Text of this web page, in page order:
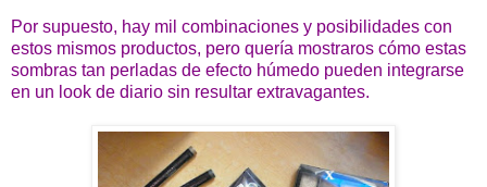
Por supuesto, hay mil combinaciones y posibilidades con
estos mismos productos, pero quería mostraros cómo estas
sombras tan perladas de efecto húmedo pueden integrarse
en un look de diario sin resultar extravagantes.